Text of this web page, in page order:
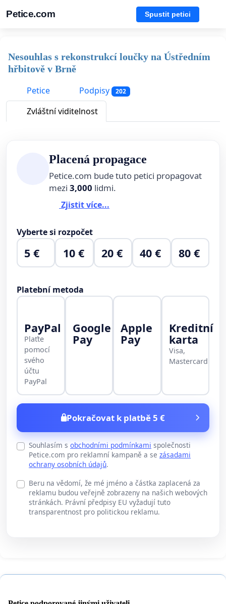
Petice.com Spustit petici
Nesouhlas s rekonstrukcí loučky na Ústředním
hřbitově v Brně
Petice
Podpisy 202
Zvláštní viditelnost
Placená propagace
Petice.com bude tuto petici propagovat
mezi 3,000 lidmi.
Zjistit více...
Vyberte si rozpočet
5 € 10 € 20 € 40 € 80 €
Platební metoda
PayPal
Plaťte
pomocí
svého
účtu
PayPal
Google
Pay
Apple
Pay
Kreditní
karta
Visa,
Mastercard
Pokračovat k platbě 5 €
Souhlasím s obchodními podmínkami společnosti
Petice.com pro reklamní kampaně a se zásadami
ochrany osobních údajů.
Beru na vědomí, že mé jméno a částka zaplacená za
reklamu budou veřejně zobrazeny na našich webových
stránkách. Právní předpisy EU vyžadují tuto
transparentnost pro politickou reklamu.